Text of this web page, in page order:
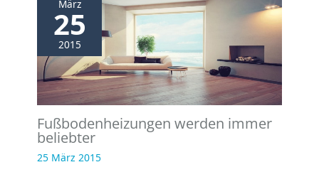
März
25
2015
Fußbodenheizungen werden immer
beliebter
25 März 2015